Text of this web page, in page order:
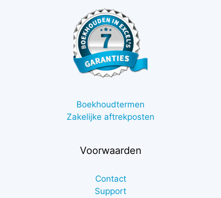
Boekhoudtermen
Zakelijke aftrekposten
Voorwaarden
Contact
Support